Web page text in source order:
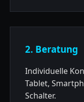
2. Beratung
Individuelle
Tablet,
Schalter.